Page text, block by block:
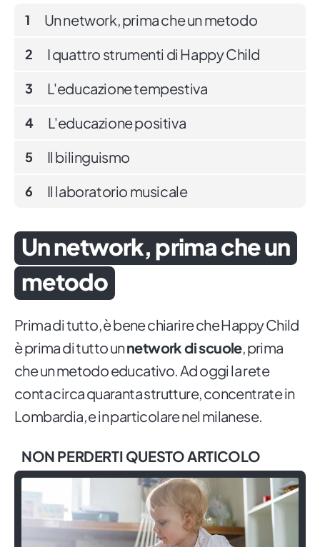
1 Un network, prima che un metodo
2 I quattro strumenti di Happy Child
3 L'educazione tempestiva
4 L'educazione positiva
5 Il bilinguismo
6 Il laboratorio musicale
Un network, prima che un
metodo
Prima di tutto, è bene chiarire che Happy Child
è prima di tutto unnetwork di scuole, prima
che un metodo educativo. Ad oggi la rete
conta circa quaranta strutture, concentrate in
Lombardia, e in particolare nel milanese.
NON PERDERTI QUESTO ARTICOLO